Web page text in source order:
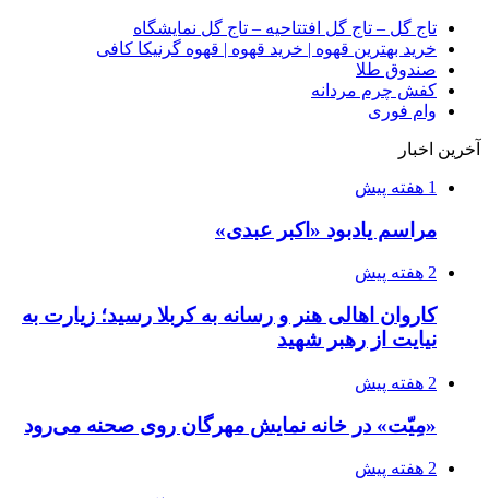
تاج گل – تاج گل افتتاحیه – تاج گل نمایشگاه
خرید بهترین قهوه | خرید قهوه | قهوه گرنیکا کافی
صندوق طلا
کفش چرم مردانه
وام فوری
آخرین اخبار
1 هفته پیش
مراسم یادبود «اکبر عبدی»
2 هفته پیش
کاروان اهالی هنر و رسانه به کربلا رسید؛ زیارت به
نیایت از رهبر شهید
2 هفته پیش
«مِیّت» در خانه نمایش مهرگان روی صحنه می‌رود
2 هفته پیش